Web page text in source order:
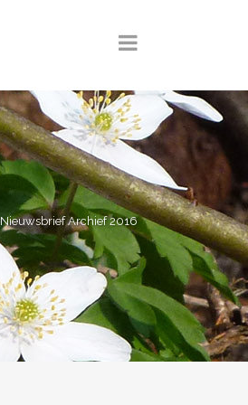
Nieuwsbrief Archief 2016